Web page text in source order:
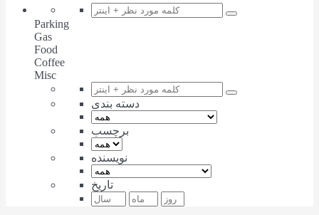
Parking
Gas
Food
Coffee
Misc
دسته بندی
برچسب
نویسنده
تاریخ